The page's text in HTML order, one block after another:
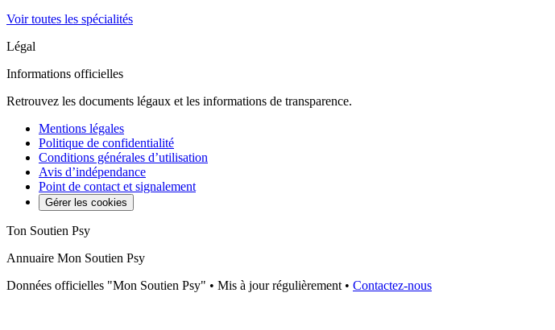
Voir toutes les spécialités
Légal
Informations officielles
Retrouvez les documents légaux et les informations de transparence.
Mentions légales
Politique de confidentialité
Conditions générales d’utilisation
Avis d’indépendance
Point de contact et signalement
Gérer les cookies
Ton Soutien Psy
Annuaire Mon Soutien Psy
Données officielles "Mon Soutien Psy" • Mis à jour régulièrement • Contactez-nous